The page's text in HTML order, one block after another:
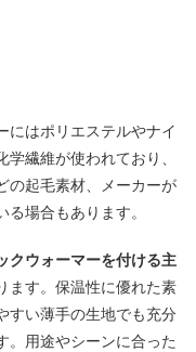
にはポリエステルやナイ
繊維が使われており、
の起毛素材、メーカーが
場合もあります。
クウォーマーを付ける主
ます。保温性に優れた素
すい薄手の生地でも充分
。用途やシーンに合った